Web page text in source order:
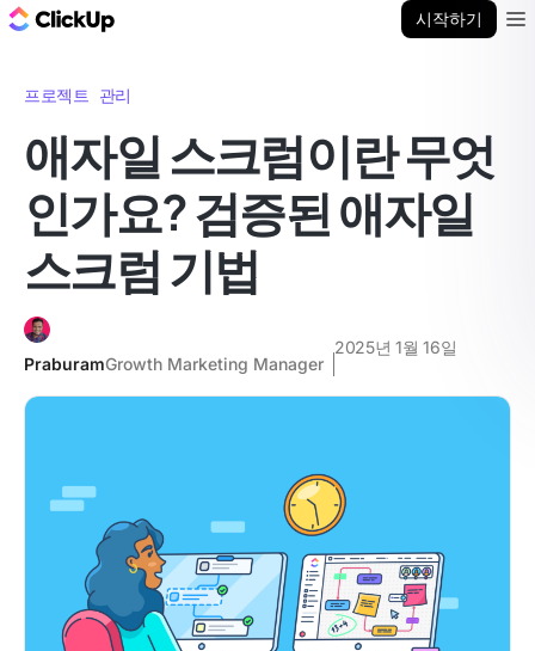
시작하기
프로젝트 관리
애자일 스크럼이란 무엇
인가요? 검증된 애자일
스크럼 기법
PraburamGrowth Marketing Manager
2025년 1월 16일